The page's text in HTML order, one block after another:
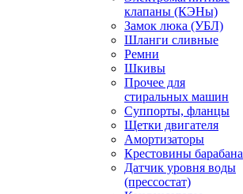
клапаны (КЭНы)
Замок люка (УБЛ)
Шланги сливные
Ремни
Шкивы
Прочее для
стиральных машин
Суппорты, фланцы
Щетки двигателя
Амортизаторы
Крестовины барабана
Датчик уровня воды
(прессостат)